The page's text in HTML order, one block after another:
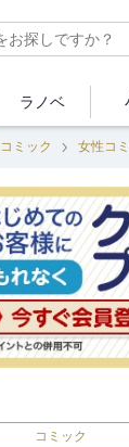
ラノベ
コミック 女性コ
コミック